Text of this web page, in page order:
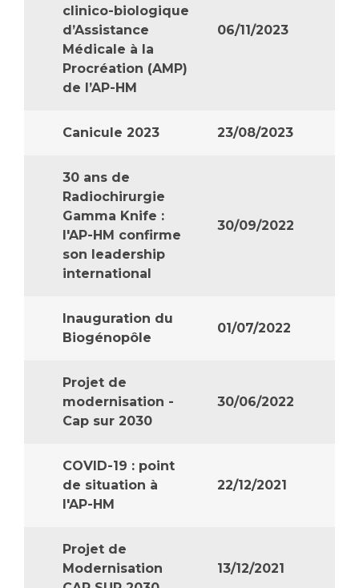
Handicap
Handi 13
Pôle Médecine Physique et Réadaptation
Charte Romain Jacob
Activité physique
Cancer
Médecine nucléaire
Maladies rares
Maternité Hôpital Nord
Vos représentants
La Commission Des Usagers (CDU)
Plateforme des internes
Adresser un patient
Adresser un examen au Laboratoire de Biologie
Médicale
Radiologie / Imagerie
Cancérologie
Les pôles d'activité médicale
Adresser un examen au Laboratoire d'Infectiologie
Centres de référence Maladies Rares
Presse / Multimédia
Communiqués de presse
Dossiers de presse
Médiathèque
Fournisseurs
clinico-biologique
d’Assistance
Médicale à la
Procréation (AMP)
de l’AP-HM
06/11/2023
Canicule 2023 23/08/2023
30 ans de
Radiochirurgie
Gamma Knife :
l'AP-HM confirme
son leadership
international
30/09/2022
Inauguration du
Biogénopôle
01/07/2022
Projet de
modernisation -
Cap sur 2030
30/06/2022
COVID-19 : point
de situation à
l'AP-HM
22/12/2021
Projet de
Modernisation
13/12/2021